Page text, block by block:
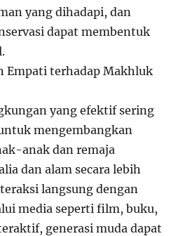
yang dihadapi, dan
dapat membentuk
Empati terhadap Makhluk
yang efektif sering
mengembangkan
anak dan remaja
dan alam secara lebih
langsung dengan
media seperti film, buku,
generasi muda dapat